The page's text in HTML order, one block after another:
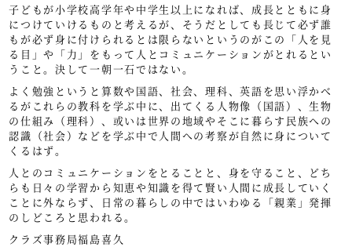
子どもが小学校高学年や中学生以上になれば、成長とともに身
につけていけるものと考えるが、そうだとしても長じて必ず誰
もが必ず身に付けられるとは限らないというのがこの「人を見
る目」や「力」をもって人とコミュニケーションがとれるとい
うこと。決して一朝一石ではない。
よく勉強というと算数や国語、社会、理科、英語を思い浮かべ
るがこれらの教科を学ぶ中に、出てくる人物像（国語）、生物
の仕組み（理科）、或いは世界の地域やそこに暮らす民族への
認識（社会）などを学ぶ中で人間への考察が自然に身について
くるはず。
人とのコミュニケーションをとることと、身を守ること、どち
らも日々の学習から知恵や知識を得て賢い人間に成長していく
ことに外ならず、日常の暮らしの中ではいわゆる「親業」発揮
のしどころと思われる。
クラズ事務局福島喜久